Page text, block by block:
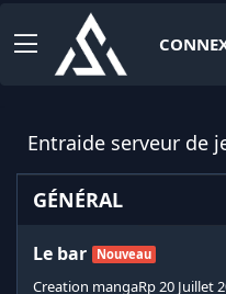
Entraide serveur de
GÉNÉRAL
Le bar Nouveau
Creation mangaRp20 Juillet